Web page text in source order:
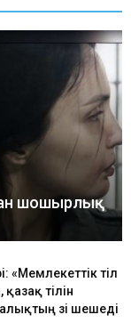
шошырлық
«Мемлекеттік тіл
тілін
өзі шешеді